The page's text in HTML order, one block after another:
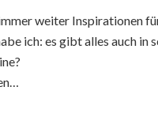
weiter Inspirationen
ich: es gibt alles auch in